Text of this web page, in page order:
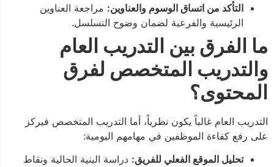
التأكد من اتساق الوسوم والعناوين:مراجعة العناوين
الرئيسية والفرعية لضمان وضوح التسلسل.
ما الفرق بين التدريب العام
والتدريب المتخصص لفرق
المحتوى؟
التدريب العام غالباً يكون نظرياً، أما التدريب المتخصص فيركز
على رفع كفاءة الموظفين في مهامهم اليومية:
تحليل الموقع الفعلي للفريق:دراسة البنية الحالية ونقاط